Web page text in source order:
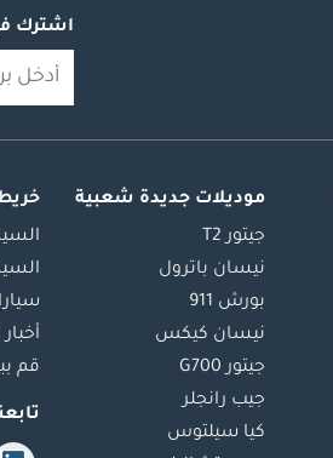
اشترك
موديلات جديدة شعبية
جيتور T2
نيسان باترول
بورش 911
نيسان كيكس
جيتور G700
جيب رانجلر
كيا سيلتوس
قم